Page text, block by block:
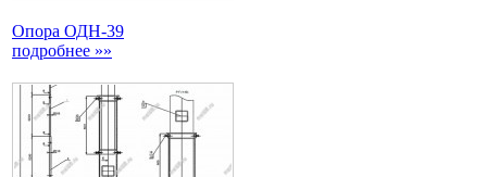
Опора ОДН-39
подробнее »»